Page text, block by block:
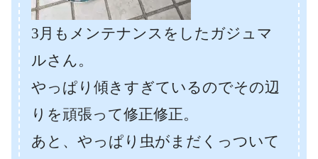
3月もメンテナンスをしたガジュマ
ルさん。
やっぱり傾きすぎているのでその辺
りを頑張って修正修正。
あと、やっぱり虫がまだくっついて